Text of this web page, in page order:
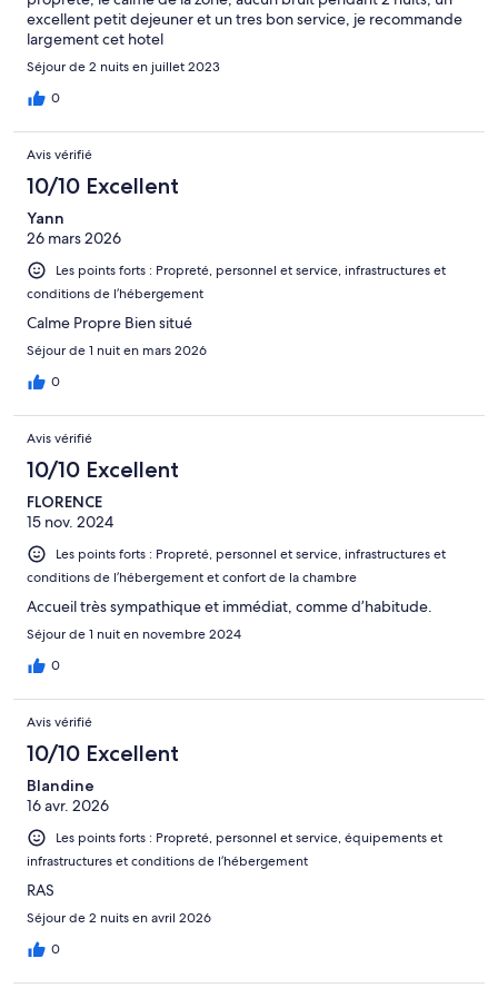
excellent petit dejeuner et un tres bon service, je recommande
largement cet hotel
Séjour de 2 nuits en juillet 2023
0
Avis vérifié
10/10 Excellent
Yann
26 mars 2026
Les points forts : Propreté, personnel et service, infrastructures et
conditions de l’hébergement
Calme Propre Bien situé
Séjour de 1 nuit en mars 2026
0
Avis vérifié
10/10 Excellent
FLORENCE
15 nov. 2024
Les points forts : Propreté, personnel et service, infrastructures et
conditions de l’hébergement et confort de la chambre
Accueil très sympathique et immédiat, comme d’habitude.
Séjour de 1 nuit en novembre 2024
0
Avis vérifié
10/10 Excellent
Blandine
16 avr. 2026
Les points forts : Propreté, personnel et service, équipements et
infrastructures et conditions de l’hébergement
RAS
Séjour de 2 nuits en avril 2026
0